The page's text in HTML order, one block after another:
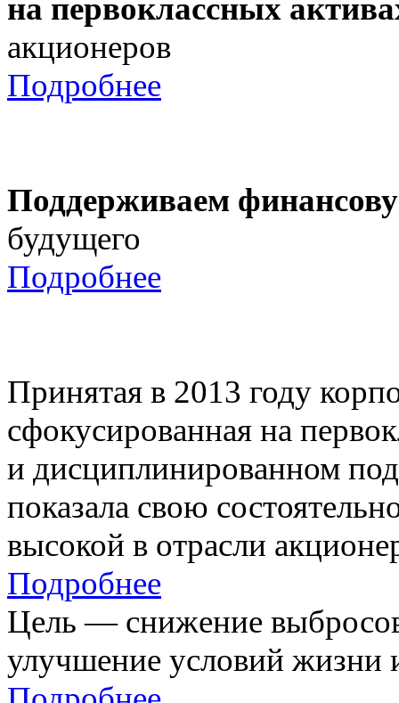
на первоклассных
акционеров
Подробнее
Поддерживаем
будущего
Подробнее
Принятая в 2013 году
сфокусированная на
и дисциплинированном
показала свою
высокой в отрасли
Подробнее
Цель — снижение
улучшение условий жизни